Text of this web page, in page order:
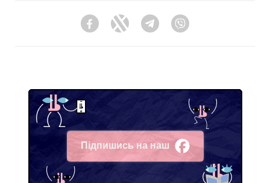
FacebookTwitter Telegram
Підпишись на наш
Facebook